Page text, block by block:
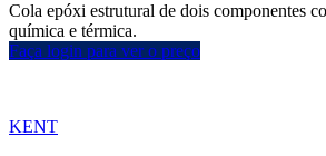
Cola epóxi estrutural de dois componentes
química e térmica.
Faça login para ver o preço
KENT